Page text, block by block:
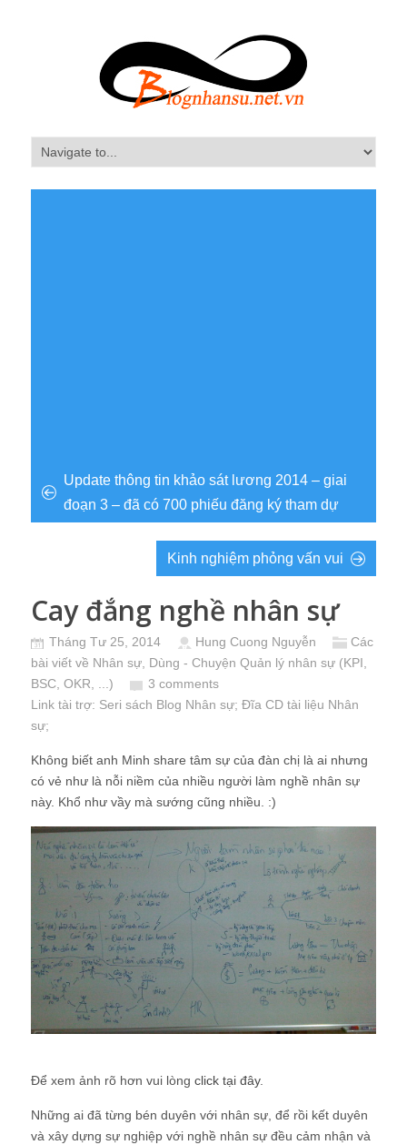
Update thông tin khảo sát lương 2014 – giai
đoạn 3 – đã có 700 phiếu đăng ký tham dự
Kinh nghiệm phỏng vấn vui
Cay đắng nghề nhân sự
Tháng Tư 25, 2014 Hung Cuong Nguyễn
Các
bài viết về Nhân sự Dùng - Chuyện Quản lý nhân sự (KPI,
BSC, OKR, ...)
3 comments
Link tài trợ: Seri sách Blog Nhân sự; Đĩa CD tài liệu Nhân
sự;
Không biết anh Minh share tâm sự của đàn chị là ai nhưng
có vẻ như là nỗi niềm của nhiều người làm nghề nhân sự
này. Khổ như vầy mà sướng cũng nhiều. :)
Để xem ảnh rõ hơn vui lòng click tại đây.
Những ai đã từng bén duyên với nhân sự, để rồi kết duyên
và xây dựng sự nghiệp với nghề nhân sự đều cảm nhận và